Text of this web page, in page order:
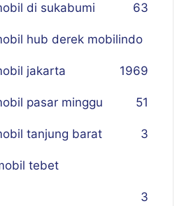
di sukabumi 63
hub derek mobilindo
69
jakarta 19
pasar minggu 51
tanjung barat 3
tebet
3